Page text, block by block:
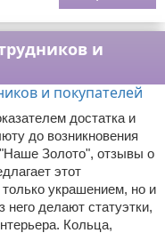
и
достатка и
до возникновения
Золото", отзывы о
этот
украшением, но и
него делают статуэтки,
Кольца,